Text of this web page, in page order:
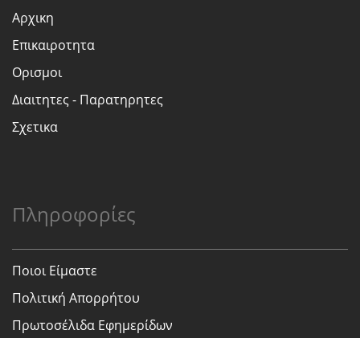
Αρχικη
Επικαιροτητα
Ορισμοι
Διαιτητες - Παρατηρητες
Σχετικα
Πληροφορίες
Ποιοι Είμαστε
Πολιτική Απορρήτου
Πρωτοσέλιδα Εφημερίδων